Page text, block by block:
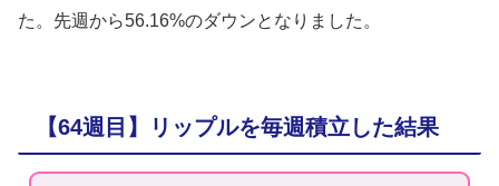
た。先週から56.16%のダウンとなりました。
【64週目】リップルを毎週積立した結果